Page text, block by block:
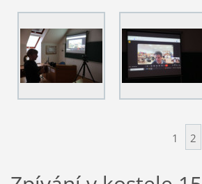
1 2